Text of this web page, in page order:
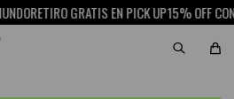
RETIRO GRATIS EN PICK UP15% OFF CON